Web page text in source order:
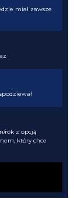
mial zawsze
rok z opcją
który chce